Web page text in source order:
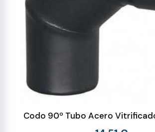
Codo 90º Tubo Acero